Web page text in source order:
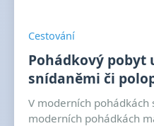
Cestování
Pohádkový pobyt
snídaněmi či
V moderních pohádkách
moderních pohádkách